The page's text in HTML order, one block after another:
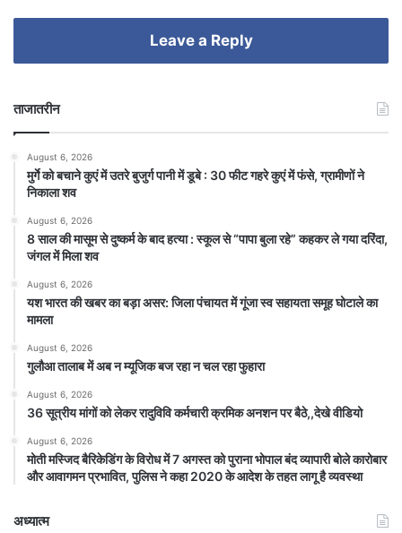
Leave a Reply
ताजातरीन
August 6, 2026
मुर्गे को बचाने कुएं में उतरे बुजुर्ग पानी में डूबे : 30 फीट गहरे कुएं में फंसे, ग्रामीणों ने
निकाला शव
August 6, 2026
8 साल की मासूम से दुष्कर्म के बाद हत्या : स्कूल से “पापा बुला रहे” कहकर ले गया दरिंदा,
जंगल में मिला शव
August 6, 2026
यश भारत की खबर का बड़ा असर: जिला पंचायत में गूंजा स्व सहायता समूह घोटाले का
मामला
August 6, 2026
गुलौआ तालाब में अब न म्यूजिक बज रहा न चल रहा फुहारा
August 6, 2026
36 सूत्रीय मांगों को लेकर रादुविवि कर्मचारी क्रमिक अनशन पर बैठे,,देखे वीडियो
August 6, 2026
मोती मस्जिद बैरिकेडिंग के विरोध में 7 अगस्त को पुराना भोपाल बंद व्यापारी बोले कारोबार
और आवागमन प्रभावित, पुलिस ने कहा 2020 के आदेश के तहत लागू है व्यवस्था
अध्यात्म